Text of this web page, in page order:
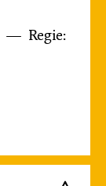
Regie: